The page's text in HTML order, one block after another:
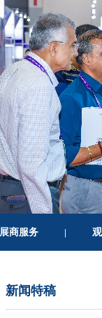
展商服务 |
新闻特稿